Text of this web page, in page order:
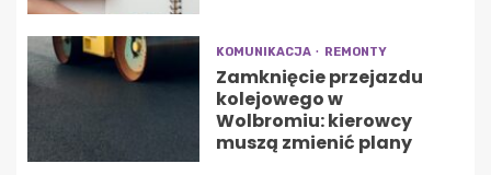
KOMUNIKACJA REMONTY
Zamknięcie przejazdu
kolejowego w
Wolbromiu: kierowcy
muszą zmienić plany